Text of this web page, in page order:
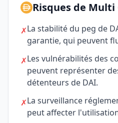
Risques de
✗La stabilité du peg de
garantie, qui peuvent
✗Les vulnérabilités des
peuvent représenter
détenteurs de DAI.
✗La surveillance
peut affecter